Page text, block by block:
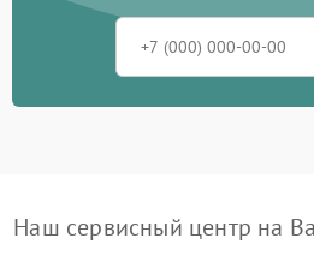
Наш сервисный центр на